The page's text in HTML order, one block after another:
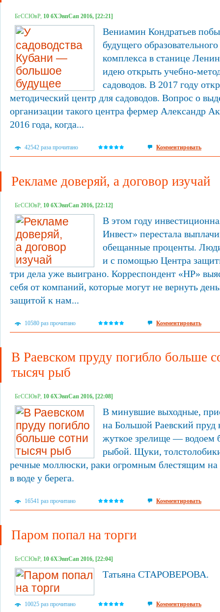
БгССЮвР, 10 бХЭвпСап 2016, [22:21]
Вениамин Кондратьев
будущего
комплекса в станице
идею открыть учебно-
садоводов. В 2017 году
методический центр для садоводов. Вопрос о
организации такого центра фермер Александр
2016 года, когда...
42542 раза прочитано Комментировать
Рекламе доверяй, а договор изучай
БгССЮвР, 10 бХЭвпСап 2016, [22:12]
В этом году
Инвест» перестала
обещанные проценты.
и с помощью Центра
три дела уже выиграно. Корреспондент «НР»
себя от компаний, которые могут не вернуть
защитой к нам...
10580 раз прочитано Комментировать
В Раевском пруду погибло больше
тысяч рыб
БгССЮвР, 10 бХЭвпСап 2016, [22:08]
В минувшие выходные,
на Большой Раевский пруд
жуткое зрелище — водоем
рыбой. Щуки,
речные моллюски, раки огромным блестящим на
в воде у берега.
16541 раз прочитано Комментировать
Паром попал на торги
БгССЮвР, 10 бХЭвпСап 2016, [22:04]
Татьяна СТАРОВЕРОВА.
10025 раз прочитано Комментировать